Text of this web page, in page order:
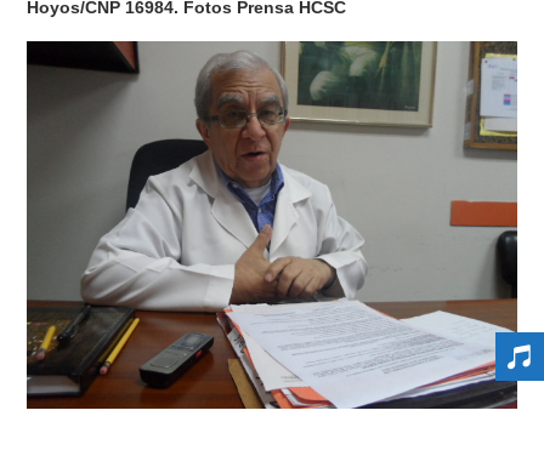
Hoyos/CNP 16984. Fotos Prensa HCSC